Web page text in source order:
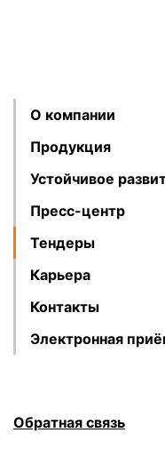
О компании
Продукция
Устойчивое
Пресс-центр
Тендеры
Карьера
Контакты
Электронная
Обратная связь